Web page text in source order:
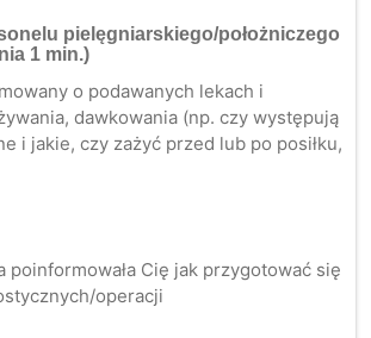
pielęgniarskiego/położniczego
1 min.)
o podawanych lekach i
dawkowania (np. czy występują
i jakie, czy zażyć przed lub po posiłku,
poinformowała Cię jak przygotować się
operacji